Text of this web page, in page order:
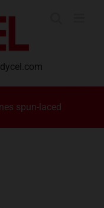
spun-laced